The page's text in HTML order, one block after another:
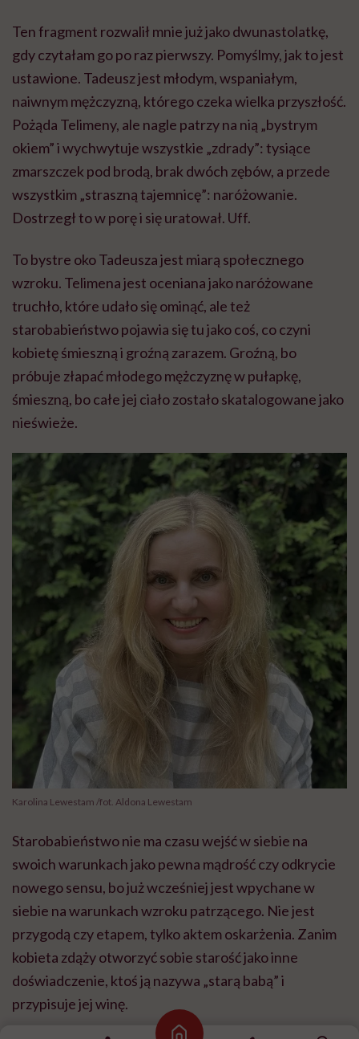
Strona główna
Ten fragment rozwalił mnie już jako dwunastolatkę,
gdy czytałam go po raz pierwszy. Pomyślmy, jak to jest
ustawione. Tadeusz jest młodym, wspaniałym,
naiwnym mężczyzną, którego czeka wielka przyszłość.
Pożąda Telimeny, ale nagle patrzy na nią „bystrym
okiem” i wychwytuje wszystkie „zdrady”: tysiące
zmarszczek pod brodą, brak dwóch zębów, a przede
wszystkim „straszną tajemnicę”: naróżowanie.
Dostrzegł to w porę i się uratował. Uff.
To bystre oko Tadeusza jest miarą społecznego
wzroku. Telimena jest oceniana jako naróżowane
truchło, które udało się ominąć, ale też
starobabieństwo pojawia się tu jako coś, co czyni
kobietę śmieszną i groźną zarazem. Groźną, bo
próbuje złapać młodego mężczyznę w pułapkę,
śmieszną, bo całe jej ciało zostało skatalogowane jako
nieświeże.
Karolina Lewestam /fot. Aldona Lewestam
Starobabieństwo nie ma czasu wejść w siebie na
swoich warunkach jako pewna mądrość czy odkrycie
nowego sensu, bo już wcześniej jest wpychane w
siebie na warunkach wzroku patrzącego. Nie jest
przygodą czy etapem, tylko aktem oskarżenia. Zanim
kobieta zdąży otworzyć sobie starość jako inne
doświadczenie, ktoś ją nazywa „starą babą” i
przypisuje jej winę.